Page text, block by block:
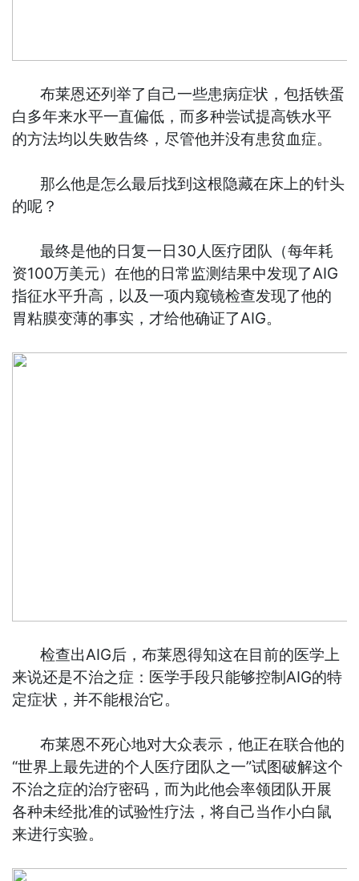
布莱恩还列举了自己一些患病症状，包括铁蛋
白多年来水平一直偏低，而多种尝试提高铁水平
的方法均以失败告终，尽管他并没有患贫血症。
那么他是怎么最后找到这根隐藏在床上的针头
的呢？
最终是他的日复一日30人医疗团队（每年耗
资100万美元）在他的日常监测结果中发现了AIG
指征水平升高，以及一项内窥镜检查发现了他的
胃粘膜变薄的事实，才给他确证了AIG。
检查出AIG后，布莱恩得知这在目前的医学上
来说还是不治之症：医学手段只能够控制AIG的特
定症状，并不能根治它。
布莱恩不死心地对大众表示，他正在联合他的
“世界上最先进的个人医疗团队之一”试图破解这个
不治之症的治疗密码，而为此他会率领团队开展
各种未经批准的试验性疗法，将自己当作小白鼠
来进行实验。